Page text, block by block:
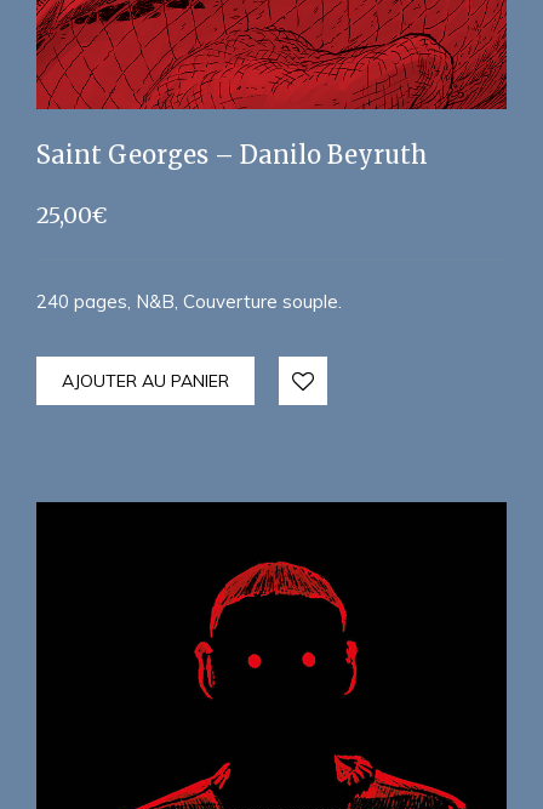
Saint Georges – Danilo Beyruth
25,00€
240 pages, N&B, Couverture souple.
AJOUTER AU PANIER